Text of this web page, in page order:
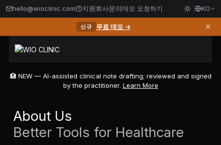
hello@wioclinic.com 지원 회사문의데모 요청하기 KO
신규 무료 데모 → ✕
🏥 NEW — AI-assisted clinical note drafting; reviewed and signed
by the practitioner. Learn More
About Us
Better Tools for Healthcare